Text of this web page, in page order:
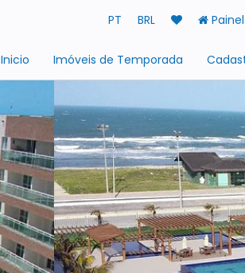
PT BRL
Inicio Imóveis de Temporada